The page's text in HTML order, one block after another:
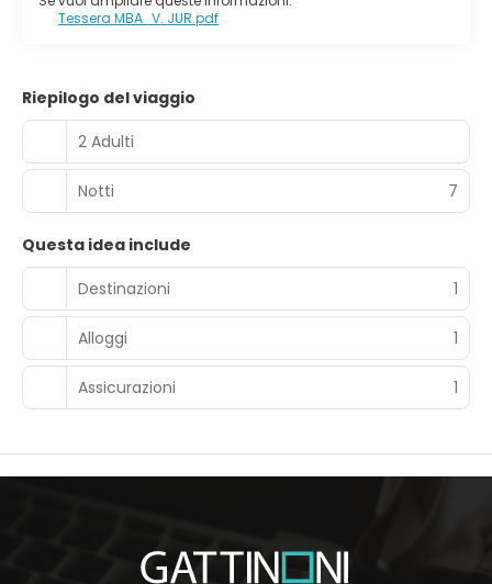
Tessera MBA_V. JUR.pdf
Riepilogo del viaggio
2 Adulti
Notti 7
Questa idea include
Destinazioni
1
Alloggi 1
Assicurazioni 1